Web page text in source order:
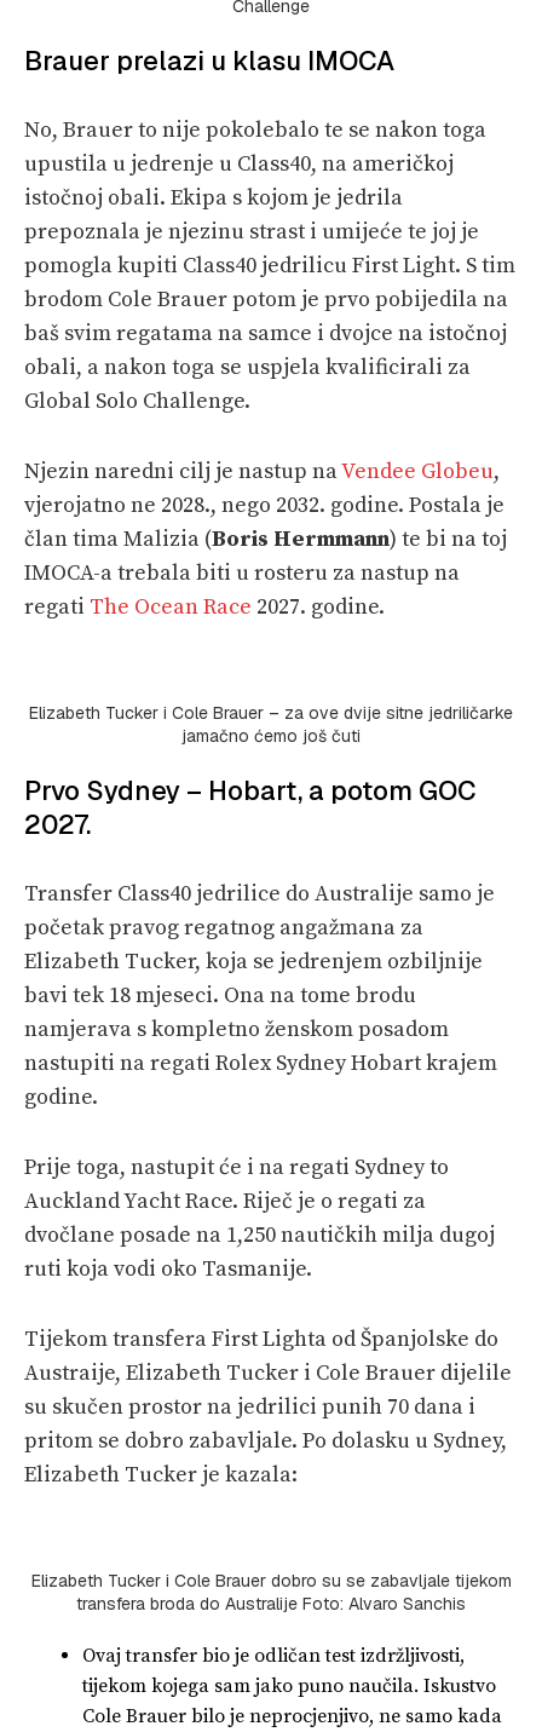
Challenge
Brauer prelazi u klasu IMOCA
No, Brauer to nije pokolebalo te se nakon toga
upustila u jedrenje u Class40, na američkoj
istočnoj obali. Ekipa s kojom je jedrila
prepoznala je njezinu strast i umijeće te joj je
pomogla kupiti Class40 jedrilicu First Light. S tim
brodom Cole Brauer potom je prvo pobijedila na
baš svim regatama na samce i dvojce na istočnoj
obali, a nakon toga se uspjela kvalificirali za
Global Solo Challenge.
Njezin naredni cilj je nastup naVendee Globeu,
vjerojatno ne 2028., nego 2032. godine. Postala je
član tima Malizia (Boris Hermmann) te bi na toj
IMOCA-a trebala biti u rosteru za nastup na
regati The Ocean Race 2027. godine.
Elizabeth Tucker i Cole Brauer – za ove dvije sitne jedriličarke
jamačno ćemo još čuti
Prvo Sydney – Hobart, a potom GOC
2027.
Transfer Class40 jedrilice do Australije samo je
početak pravog regatnog angažmana za
Elizabeth Tucker, koja se jedrenjem ozbiljnije
bavi tek 18 mjeseci. Ona na tome brodu
namjerava s kompletno ženskom posadom
nastupiti na regati Rolex Sydney Hobart krajem
godine.
Prije toga, nastupit će i na regati Sydney to
Auckland Yacht Race. Riječ je o regati za
dvočlane posade na 1,250 nautičkih milja dugoj
ruti koja vodi oko Tasmanije.
Tijekom transfera First Lighta od Španjolske do
Austraije, Elizabeth Tucker i Cole Brauer dijelile
su skučen prostor na jedrilici punih 70 dana i
pritom se dobro zabavljale. Po dolasku u Sydney,
Elizabeth Tucker je kazala:
Elizabeth Tucker i Cole Brauer dobro su se zabavljale tijekom
transfera broda do Australije Foto: Alvaro Sanchis
Ovaj transfer bio je odličan test izdržljivosti,
tijekom kojega sam jako puno naučila. Iskustvo
Cole Brauer bilo je neprocjenjivo, ne samo kada